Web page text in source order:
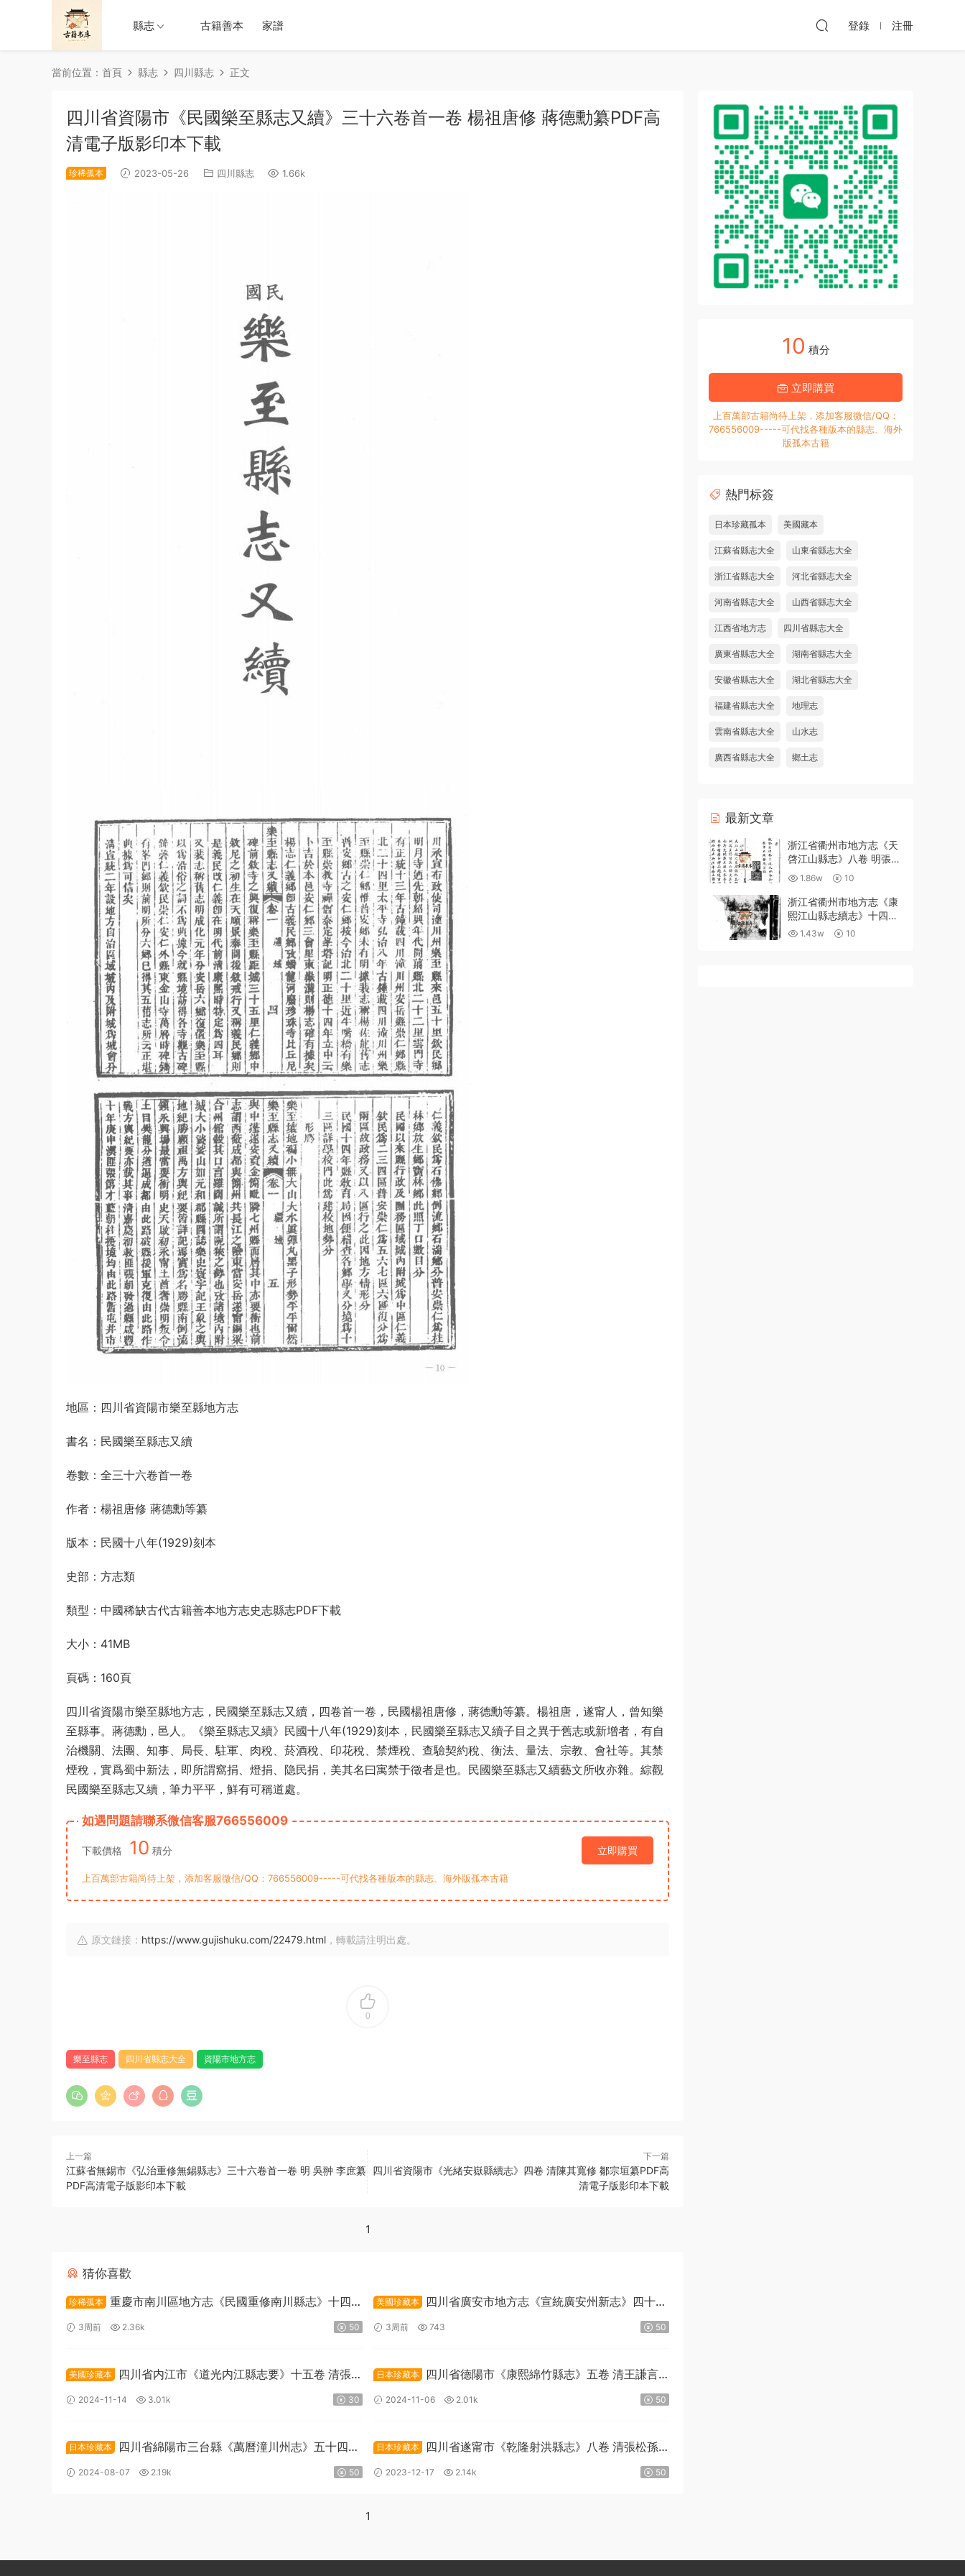
縣志 古籍善本 家譜 登錄 注冊
當前位置： 首頁 縣志 四川縣志 正文
四川省資陽市《民國樂至縣志又續》三十六卷首一卷 楊祖唐修 蔣德勳纂PDF高
清電子版影印本下載
珍稀孤本 2023-05-26 四川縣志 1.66k
地區：四川省資陽市樂至縣地方志
書名：民國樂至縣志又續
卷數：全三十六卷首一卷
作者：楊祖唐修 蔣德勳等纂
版本：民國十八年(1929)刻本
史部：方志類
類型：中國稀缺古代古籍善本地方志史志縣志PDF下載
大小：41MB
頁碼：160頁
四川省資陽市樂至縣地方志，民國樂至縣志又續，四卷首一卷，民國楊祖唐修，蔣德勳等纂。楊祖唐，遂甯人，曾知樂
至縣事。蔣德勳，邑人。《樂至縣志又續》民國十八年(1929)刻本，民國樂至縣志又續子目之異于舊志或新增者，有自
治機關、法團、知事、局長、駐軍、肉稅、菸酒稅、印花稅、禁煙稅、查驗契約稅、衡法、量法、宗教、會社等。其禁
煙稅，實爲蜀中新法，即所謂窩捐、燈捐、隐民捐，美其名曰寓禁于徵者是也。民國樂至縣志又續藝文所收亦雜。綜觀
民國樂至縣志又續，筆力平平，鮮有可稱道處。
如遇問題請聯系微信客服766556009
下載價格 10 積分 立即購買
上百萬部古籍尚待上架，添加客服微信/QQ：766556009-----可代找各種版本的縣志、海外版孤本古籍
原文鏈接： https://www.gujishuku.com/22479.html ，轉載請注明出處。
0
樂至縣志 四川省縣志大全 資陽市地方志
上一篇
江蘇省無錫市《弘治重修無錫縣志》三十六卷首一卷 明 吳翀 李庶纂
PDF高清電子版影印本下載
下一篇
四川省資陽市《光緒安嶽縣續志》四卷 清陳其寬修 鄒宗垣纂PDF高
清電子版影印本下載
1
猜你喜歡
珍稀孤本 重慶市南川區地方志《民國重修南川縣志》十四
卷首一卷 柳琅聲修 章麟書總纂PDF高清電子版下載
3周前 2.36k 50
美國珍藏本
四川省廣安市地方志《宣統廣安州新志》四十三
卷 周克堃總纂PDF高清電子版下載
3周前 743 50
美國珍藏本
四川省内江市《道光内江縣志要》十五卷 清張
元沣修 王果纂PDF高清電子版下載
2024-11-14 3.01k 30
日本珍藏本
四川省德陽市《康熙綿竹縣志》五卷 清王謙言
纂修 陸箕永增修PDF高清電子版下載
2024-11-06 2.01k 50
日本珍藏本
四川省綿陽市三台縣《萬曆潼川州志》五十四卷
明 陳時宜修 張世雍纂PDF高清電子版下載
2024-08-07 2.19k 50
日本珍藏本
四川省遂甯市《乾隆射洪縣志》八卷 清張松孫
修 沈詩杜纂PDF高清電子版下載
2023-12-17 2.14k 50
1
10 積分
立即購買
上百萬部古籍尚待上架，添加客服微信/QQ：
766556009-----可代找各種版本的縣志、海外
版孤本古籍
熱門标簽
日本珍藏孤本 美國藏本
江蘇省縣志大全 山東省縣志大全
浙江省縣志大全 河北省縣志大全
河南省縣志大全 山西省縣志大全
江西省地方志 四川省縣志大全
廣東省縣志大全 湖南省縣志大全
安徽省縣志大全 湖北省縣志大全
福建省縣志大全 地理志
雲南省縣志大全 山水志
廣西省縣志大全 鄉土志
最新文章
浙江省衢州市地方志《天
啓江山縣志》八卷 明張鳳
翼 徐日葵纂修PDF高清電
子版下載
1.86w 10
浙江省衢州市地方志《康
熙江山縣志續志》十四卷
附錄一卷 清汪浩修 宋俊
1.43w 10